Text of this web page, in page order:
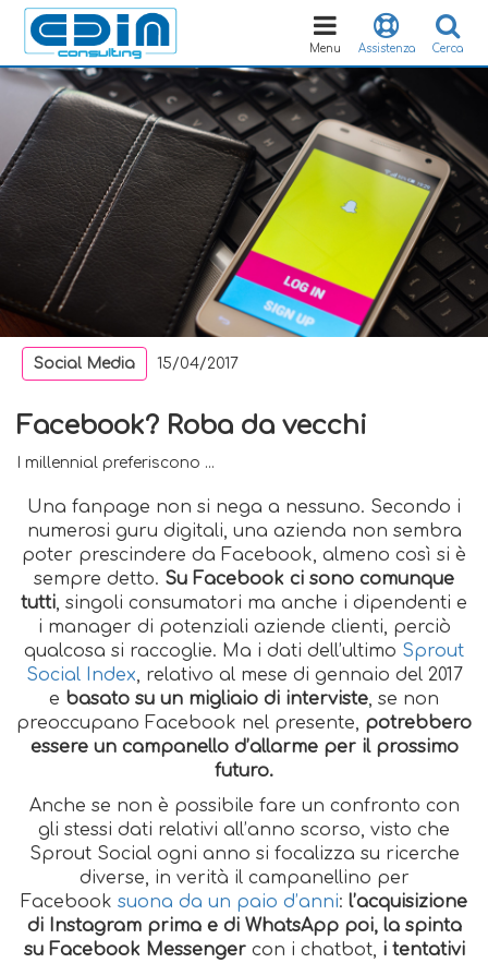
Cerca
Assistenza
Toggle
navigation
Menu
Social Media 15/04/2017
Facebook? Roba da vecchi
I millennial preferiscono ...
Una fanpage non si nega a nessuno. Secondo i
numerosi guru digitali, una azienda non sembra
poter prescindere da Facebook, almeno così si è
sempre detto. Su Facebook ci sono comunque
tutti, singoli consumatori ma anche i dipendenti e
i manager di potenziali aziende clienti, perciò
qualcosa si raccoglie. Ma i dati dell’ultimo Sprout
Social Index, relativo al mese di gennaio del 2017
e basato su un migliaio di interviste, se non
preoccupano Facebook nel presente, potrebbero
essere un campanello d’allarme per il prossimo
futuro.
Anche se non è possibile fare un confronto con
gli stessi dati relativi all’anno scorso, visto che
Sprout Social ogni anno si focalizza su ricerche
diverse, in verità il campanellino per
Facebook suona da un paio d’anni: l’acquisizione
di Instagram prima e di WhatsApp poi, la spinta
su Facebook Messengercon i chatbot, i tentativi